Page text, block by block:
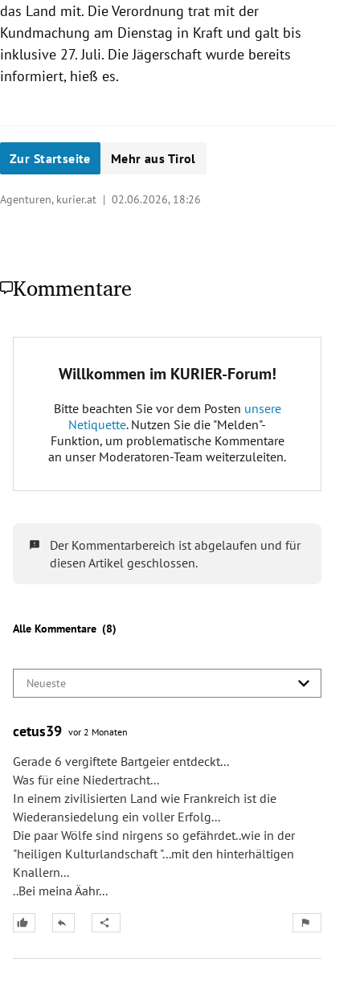
das Land mit. Die Verordnung trat mit der
Kundmachung am Dienstag in Kraft und galt bis
inklusive 27. Juli. Die Jägerschaft wurde bereits
informiert, hieß es.
Zur Startseite Mehr aus Tirol
Agenturen, kurier.at | 02.06.2026, 18:26
Kommentare